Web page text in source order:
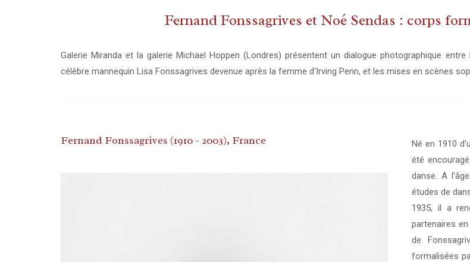
Fernand Fonssagrives et Noé Sendas : corps
Galerie Miranda et la galerie Michael Hoppen (Londres) présentent un dialogue photographique
célèbre mannequin Lisa Fonssagrives devenue après la femme d'Irving Penn, et les mises en scènes
Fernand Fonssagrives (1910 - 2003), France
Né en 1910
été
danse. A
études de
1935, il a
partenaires
de
formalisées